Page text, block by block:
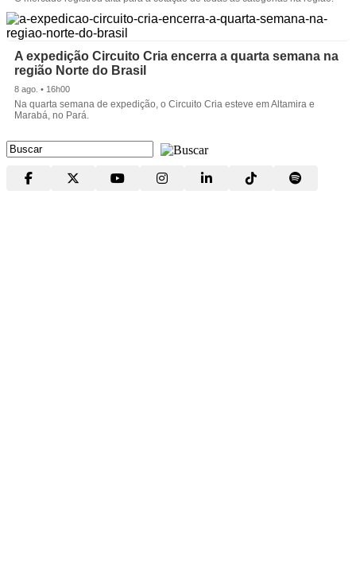
A expedição Circuito Cria encerra a quarta semana na
região Norte do Brasil
8 ago. • 16h00
Na quarta semana de expedição, o Circuito Cria esteve em Altamira e
Marabá, no Pará.